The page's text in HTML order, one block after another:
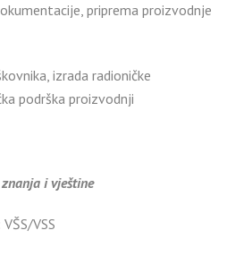
priprema proizvodnje
izrada radioničke
podrška proizvodnji
i vještine
VSS